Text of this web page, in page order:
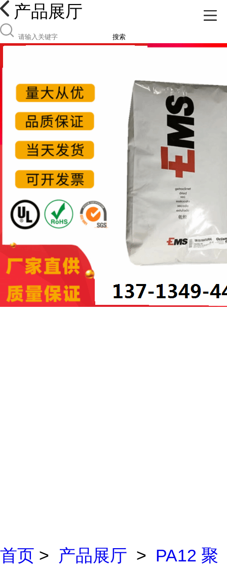
产品展厅
搜索
首页 > 产品展厅 > PA12 聚